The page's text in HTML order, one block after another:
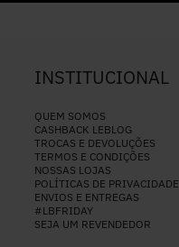
INSTITUCIONAL
QUEM SOMOS
CASHBACK LEBLOG
TROCAS E DEVOLUÇÕES
TERMOS E CONDIÇÕES
NOSSAS LOJAS
POLÍTICAS DE PRIVACIDADE
ENVIOS E ENTREGAS
#LBFRIDAY
SEJA UM REVENDEDOR